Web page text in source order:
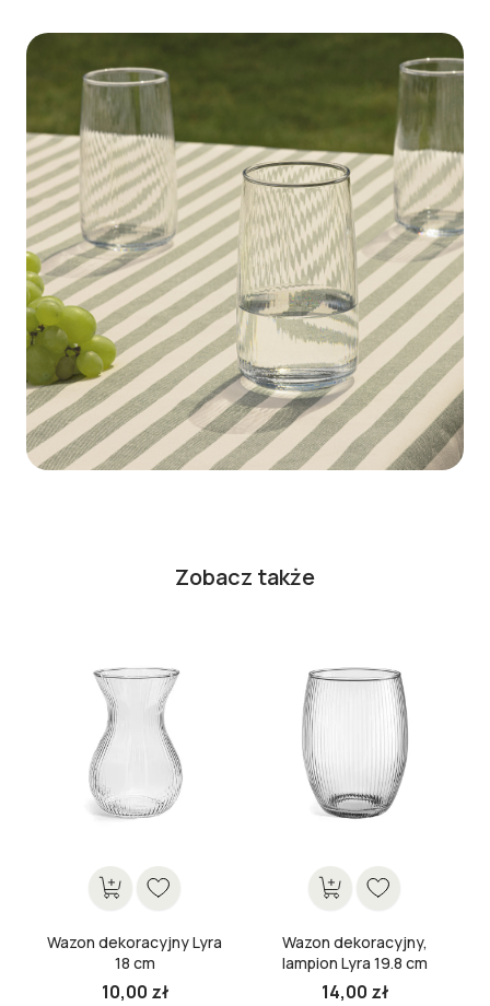
Zobacz także
Wazon dekoracyjny Lyra
18 cm
10,00 zł
Wazon dekoracyjny,
lampion Lyra 19.8 cm
14,00 zł